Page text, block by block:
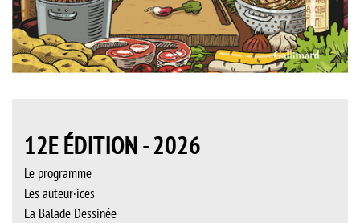
12E ÉDITION - 2026
Le programme
Les auteur·ices
La Balade Dessinée